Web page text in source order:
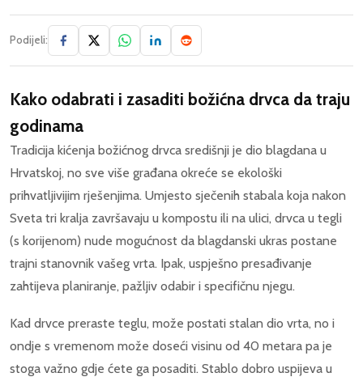
Podijeli:
Kako odabrati i zasaditi božićna drvca da traju
godinama
Tradicija kićenja božićnog drvca središnji je dio blagdana u
Hrvatskoj, no sve više građana okreće se ekološki
prihvatljivijim rješenjima. Umjesto sječenih stabala koja nakon
Sveta tri kralja završavaju u kompostu ili na ulici, drvca u tegli
(s korijenom) nude mogućnost da blagdanski ukras postane
trajni stanovnik vašeg vrta. Ipak, uspješno presađivanje
zahtijeva planiranje, pažljiv odabir i specifičnu njegu.
Kad drvce preraste teglu, može postati stalan dio vrta, no i
ondje s vremenom može doseći visinu od 40 metara pa je
stoga važno gdje ćete ga posaditi. Stablo dobro uspijeva u